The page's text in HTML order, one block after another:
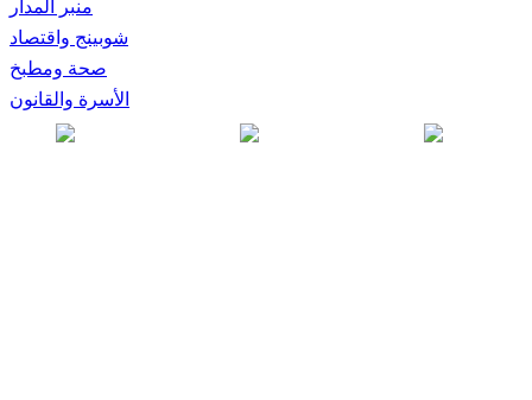
منبر المدار
شوبينج واقتصاد
صحة ومطبخ
الأسرة والقانون